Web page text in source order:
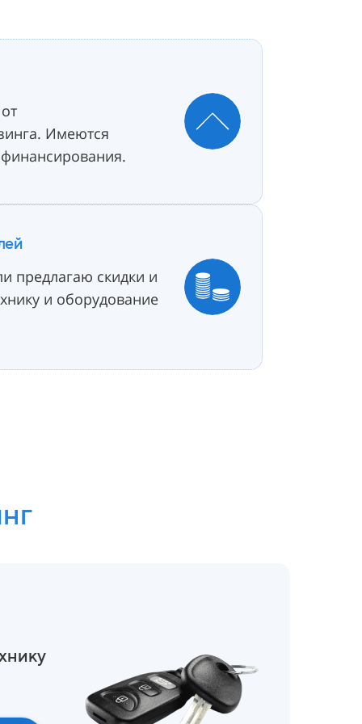
Имеются
предлагаю скидки и
и оборудование